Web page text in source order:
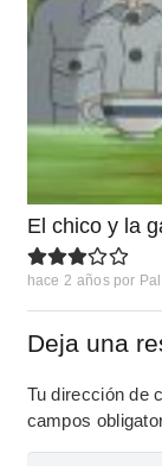
El chico y la
hace 2 años por
Deja una
Tu dirección de
campos